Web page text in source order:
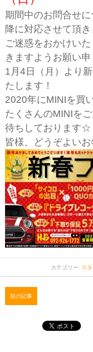
期間中のお問合せ
降に対応させて頂き
ご迷惑をおかけい
きますようお願い申
1月4日（月）より
たします！
2020年にMINIを買
たくさんのMINIを
待ちしております☆
皆様、どうぞよい
カテゴリー: ス
前の記事